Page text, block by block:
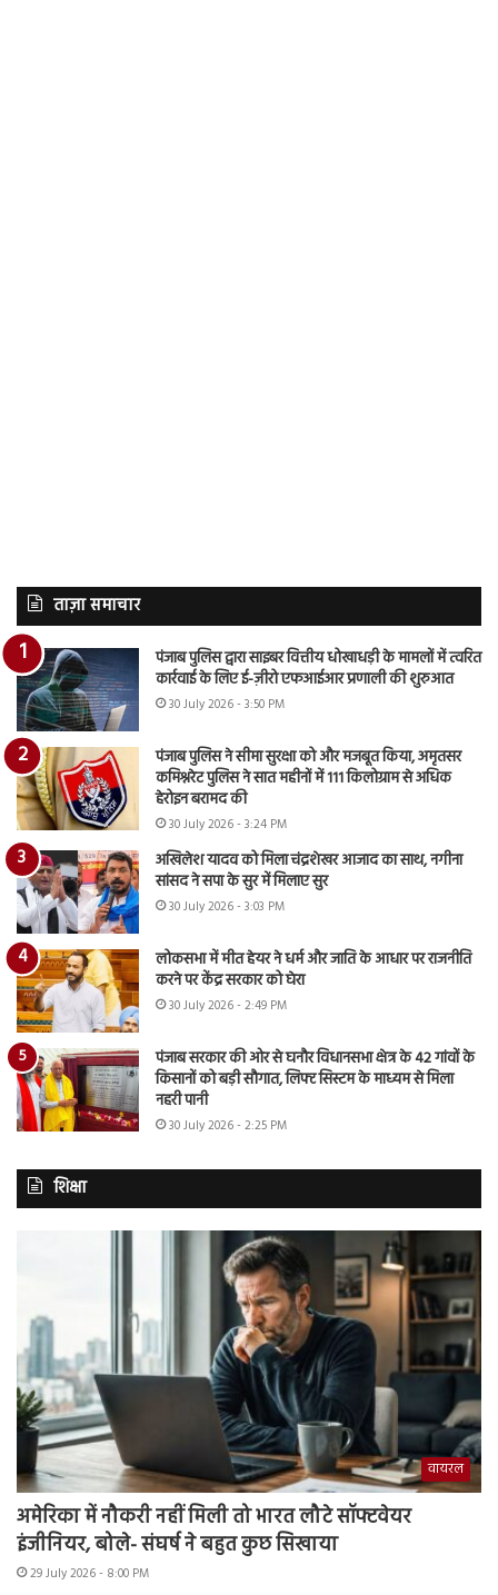
ताज़ा समाचार
पंजाब पुलिस द्वारा साइबर वित्तीय धोखाधड़ी के मामलों में त्वरित
कार्रवाई के लिए ई-ज़ीरो एफआईआर प्रणाली की शुरुआत
30 July 2026 - 3:50 PM
पंजाब पुलिस ने सीमा सुरक्षा को और मजबूत किया, अमृतसर
कमिश्नरेट पुलिस ने सात महीनों में 111 किलोग्राम से अधिक
हेरोइन बरामद की
30 July 2026 - 3:24 PM
अखिलेश यादव को मिला चंद्रशेखर आजाद का साथ, नगीना
सांसद ने सपा के सुर में मिलाए सुर
30 July 2026 - 3:03 PM
लोकसभा में मीत हेयर ने धर्म और जाति के आधार पर राजनीति
करने पर केंद्र सरकार को घेरा
30 July 2026 - 2:49 PM
पंजाब सरकार की ओर से घनौर विधानसभा क्षेत्र के 42 गांवों के
किसानों को बड़ी सौगात, लिफ्ट सिस्टम के माध्यम से मिला
नहरी पानी
30 July 2026 - 2:25 PM
शिक्षा
वायरल
अमेरिका में नौकरी नहीं मिली तो भारत लौटे सॉफ्टवेयर
इंजीनियर, बोले- संघर्ष ने बहुत कुछ सिखाया
29 July 2026 - 8:00 PM